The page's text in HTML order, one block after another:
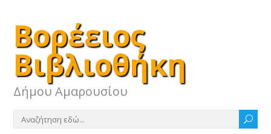
Βορέειος
Βιβλιοθήκη
Δήμου Αμαρουσίου